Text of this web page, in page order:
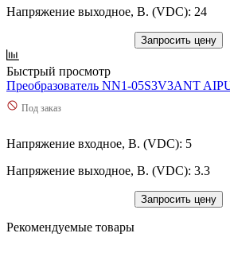
Напряжение выходное, В. (VDC): 24
Запросить цену
Быстрый просмотр
Преобразователь NN1-05S3V3ANT
Под заказ
Напряжение входное, В. (VDC): 5
Напряжение выходное, В. (VDC): 3.3
Запросить цену
Рекомендуемые товары